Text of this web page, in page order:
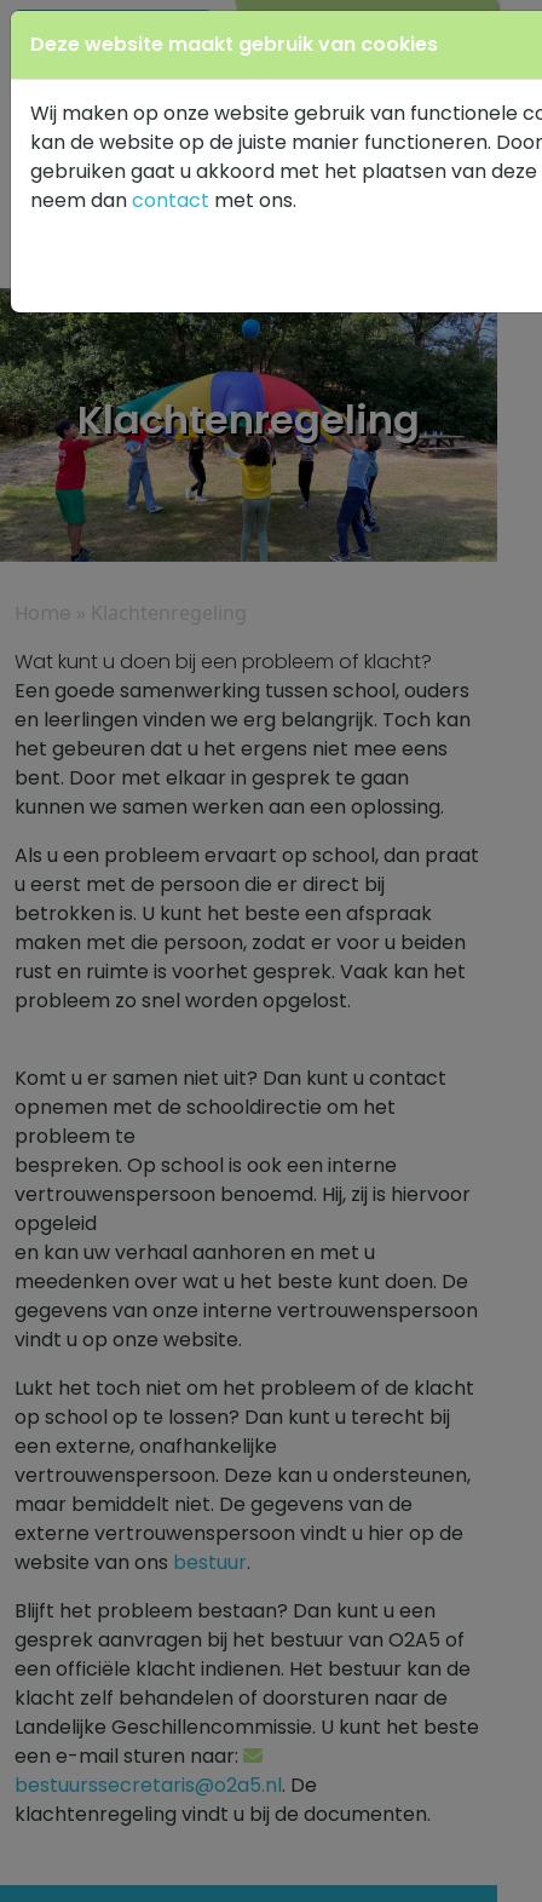
0347 343 410
Klachtenregeling
Home » Klachtenregeling
Wat kunt u doen bij een probleem of klacht?
Een goede samenwerking tussen school, ouders
en leerlingen vinden we erg belangrijk. Toch kan
het gebeuren dat u het ergens niet mee eens
bent. Door met elkaar in gesprek te gaan
kunnen we samen werken aan een oplossing.
Als u een probleem ervaart op school, dan praat
u eerst met de persoon die er direct bij
betrokken is. U kunt het beste een afspraak
maken met die persoon, zodat er voor u beiden
rust en ruimte is voorhet gesprek. Vaak kan het
probleem zo snel worden opgelost.
Komt u er samen niet uit? Dan kunt u contact
opnemen met de schooldirectie om het
probleem te
bespreken. Op school is ook een interne
vertrouwenspersoon benoemd. Hij, zij is hiervoor
opgeleid
en kan uw verhaal aanhoren en met u
meedenken over wat u het beste kunt doen. De
gegevens van onze interne vertrouwenspersoon
vindt u op onze website.
Lukt het toch niet om het probleem of de klacht
op school op te lossen? Dan kunt u terecht bij
een externe, onafhankelijke
vertrouwenspersoon. Deze kan u ondersteunen,
maar bemiddelt niet. De gegevens van de
externe vertrouwenspersoon vindt u hier op de
website van ons bestuur.
Blijft het probleem bestaan? Dan kunt u een
gesprek aanvragen bij het bestuur van O2A5 of
een officiële klacht indienen. Het bestuur kan de
klacht zelf behandelen of doorsturen naar de
Landelijke Geschillencommissie. U kunt het beste
een e-mail sturen naar:
bestuurssecretaris@o2a5.nl. De
klachtenregeling vindt u bij de documenten.
Deze website maakt gebruik van cookies
Wij maken op onze website gebruik van functionele
kan de website op de juiste manier functioneren.
gebruiken gaat u akkoord met het plaatsen van
neem dancontact met ons.